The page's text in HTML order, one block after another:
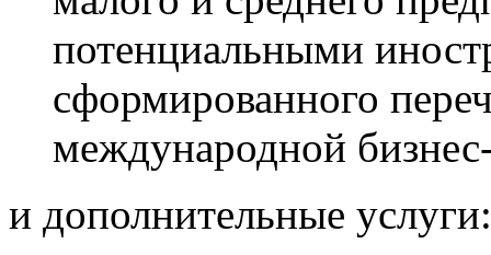
потенциальными
сформированного
международной
и дополнительные услуги: